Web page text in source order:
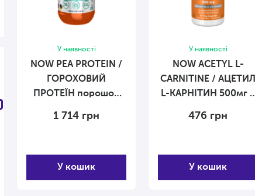
У наявності
NOW PEA PROTEIN /
ГОРОХОВИЙ
ПРОТЕЇН порошок
1 714 грн
У кошик
У наявності
NOW ACETYL L-
CARNITINE / АЦЕТИЛ
L-КАРНІТИН 500мг у
капсул
476 грн
У кошик